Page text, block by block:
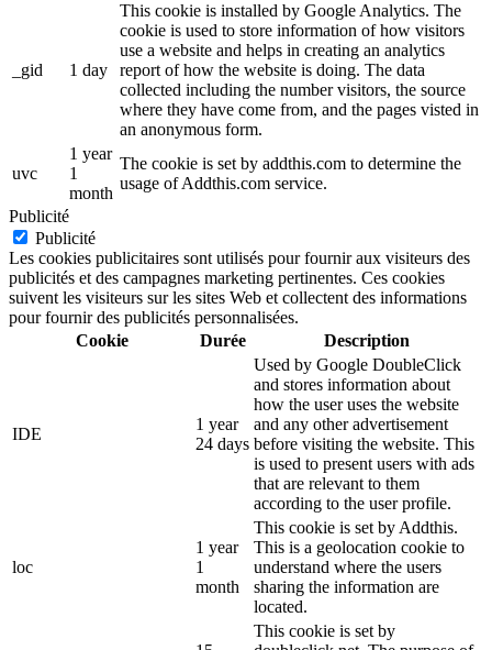
_gid 1 day
This cookie is installed by Google Analytics. The
cookie is used to store information of how visitors
use a website and helps in creating an analytics
report of how the website is doing. The data
collected including the number visitors, the source
where they have come from, and the pages visted in
an anonymous form.
uvc
1 year
1
month
The cookie is set by addthis.com to determine the
usage of Addthis.com service.
Publicité
Publicité
Les cookies publicitaires sont utilisés pour fournir aux visiteurs des
publicités et des campagnes marketing pertinentes. Ces cookies
suivent les visiteurs sur les sites Web et collectent des informations
pour fournir des publicités personnalisées.
Cookie
Durée Description
IDE
1 year
24 days
Used by Google DoubleClick
and stores information about
how the user uses the website
and any other advertisement
before visiting the website. This
is used to present users with ads
that are relevant to them
according to the user profile.
loc
1 year
1
month
This cookie is set by Addthis.
This is a geolocation cookie to
understand where the users
sharing the information are
located.
This cookie is set by